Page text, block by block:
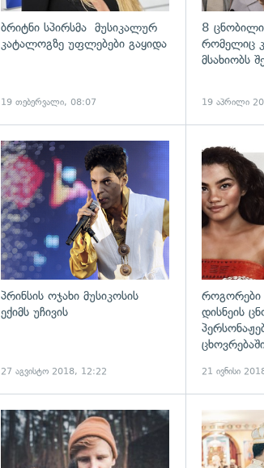
ბრიტნი სპირსმა მუსიკალურ
კატალოგზე უფლებები გაყიდა
19 თებერვალი, 08:07
8
რომელიც
მსახიობს
19 აპრილი
გადახედვა
პრინსის ოჯახი მუსიკოსის
ექიმს უჩივის
27 აგვისტო 2018, 12:22
როგორები
დისნეის
21 ივნისი
გადახედვა